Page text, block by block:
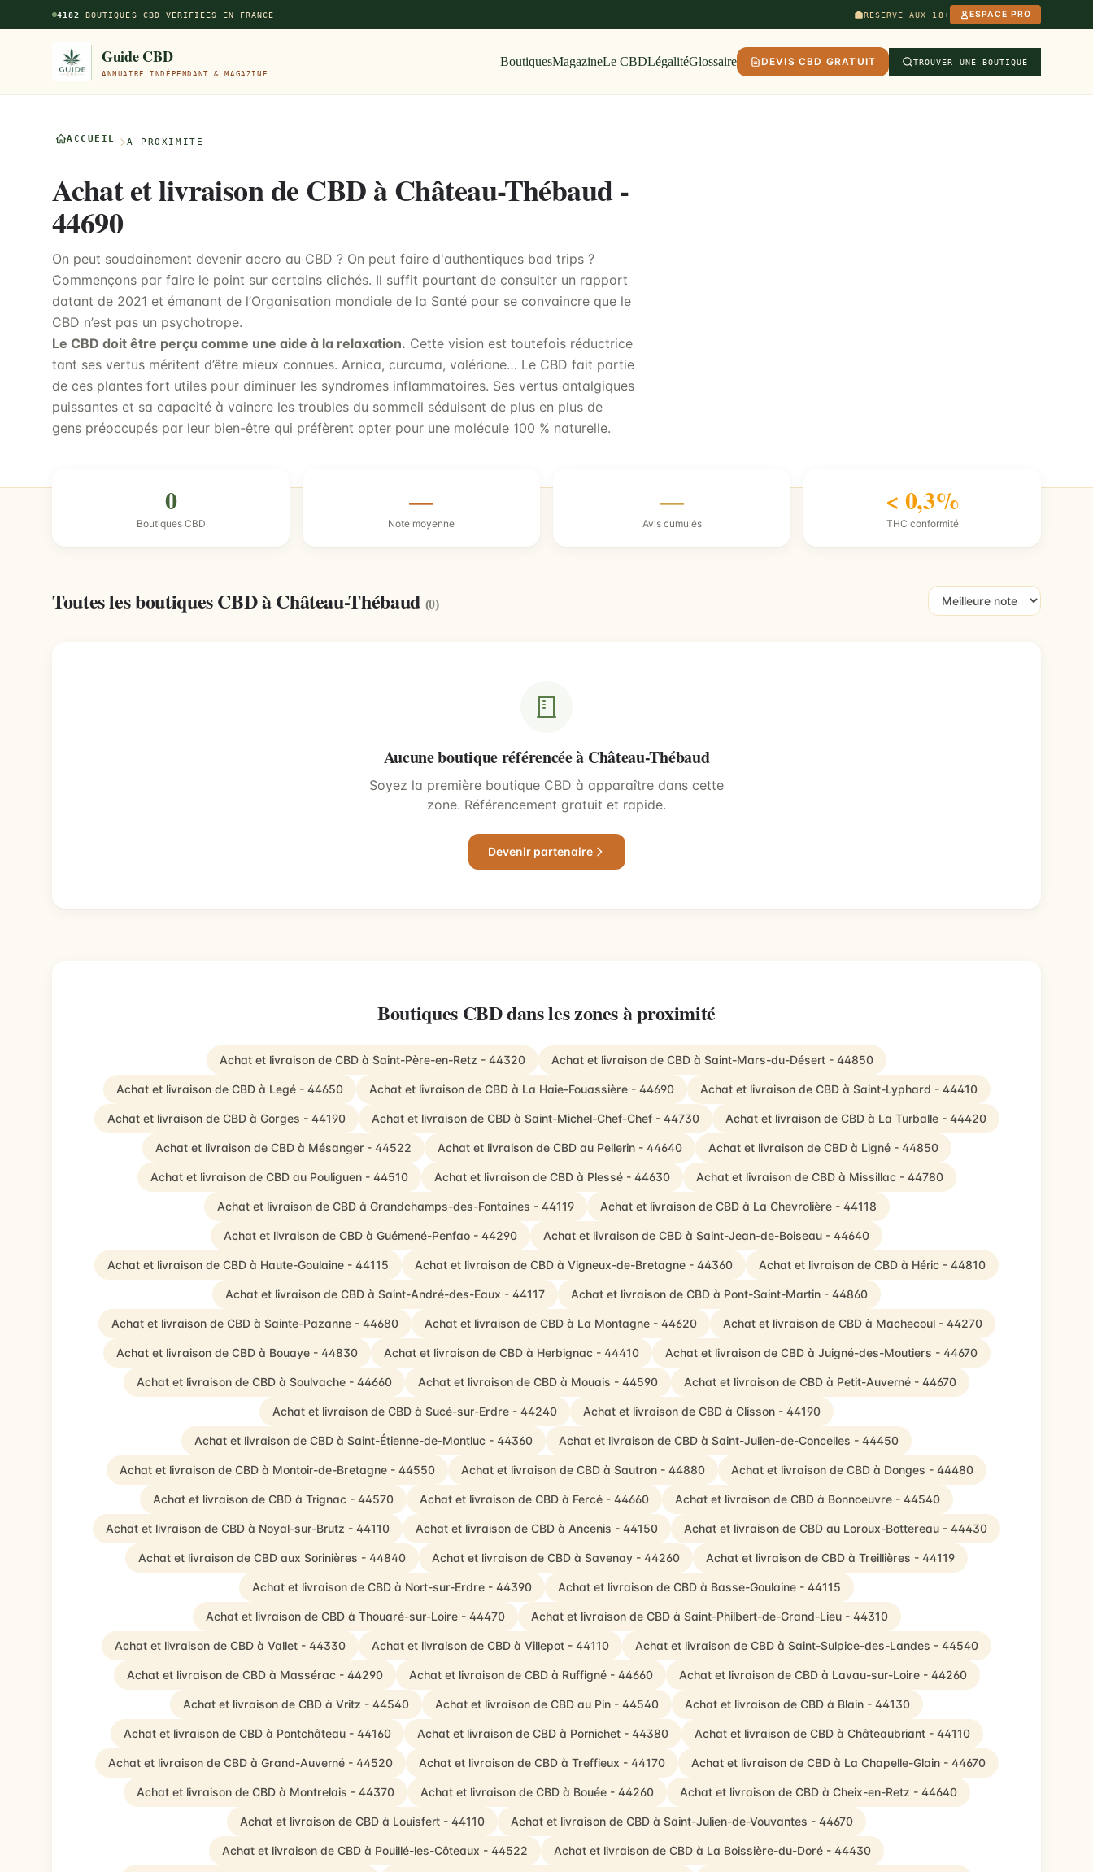
Aller au contenu principal
4182 BOUTIQUES CBD VÉRIFIÉES EN FRANCE RÉSERVÉ AUX 18+ ESPACE PRO
Guide CBD
ANNUAIRE INDÉPENDANT & MAGAZINE
BoutiquesMagazineLe CBDLégalitéGlossaire DEVIS CBD GRATUIT TROUVER UNE BOUTIQUE
ACCUEIL À PROXIMITÉ
Achat et livraison de CBD à Château-Thébaud -
44690
On peut soudainement devenir accro au CBD ? On peut faire d'authentiques bad trips ?
Commençons par faire le point sur certains clichés. Il suffit pourtant de consulter un rapport
datant de 2021 et émanant de l’Organisation mondiale de la Santé pour se convaincre que le
CBD n’est pas un psychotrope.
Le CBD doit être perçu comme une aide à la relaxation. Cette vision est toutefois réductrice
tant ses vertus méritent d’être mieux connues. Arnica, curcuma, valériane… Le CBD fait partie
de ces plantes fort utiles pour diminuer les syndromes inflammatoires. Ses vertus antalgiques
puissantes et sa capacité à vaincre les troubles du sommeil séduisent de plus en plus de
gens préoccupés par leur bien-être qui préfèrent opter pour une molécule 100 % naturelle.
0
Boutiques CBD
—
Note moyenne
—
Avis cumulés
< 0,3%
THC conformité
Toutes les boutiques CBD à Château-Thébaud (0)
Aucune boutique référencée à Château-Thébaud
Soyez la première boutique CBD à apparaître dans cette
zone. Référencement gratuit et rapide.
Devenir partenaire
Boutiques CBD dans les zones à proximité
Achat et livraison de CBD à Saint-Père-en-Retz - 44320 Achat et livraison de CBD à Saint-Mars-du-Désert - 44850
Achat et livraison de CBD à Legé - 44650 Achat et livraison de CBD à La Haie-Fouassière - 44690 Achat et livraison de CBD à Saint-Lyphard - 44410
Achat et livraison de CBD à Gorges - 44190 Achat et livraison de CBD à Saint-Michel-Chef-Chef - 44730 Achat et livraison de CBD à La Turballe - 44420
Achat et livraison de CBD à Mésanger - 44522 Achat et livraison de CBD au Pellerin - 44640 Achat et livraison de CBD à Ligné - 44850
Achat et livraison de CBD au Pouliguen - 44510 Achat et livraison de CBD à Plessé - 44630 Achat et livraison de CBD à Missillac - 44780
Achat et livraison de CBD à Grandchamps-des-Fontaines - 44119 Achat et livraison de CBD à La Chevrolière - 44118
Achat et livraison de CBD à Guémené-Penfao - 44290 Achat et livraison de CBD à Saint-Jean-de-Boiseau - 44640
Achat et livraison de CBD à Haute-Goulaine - 44115 Achat et livraison de CBD à Vigneux-de-Bretagne - 44360 Achat et livraison de CBD à Héric - 44810
Achat et livraison de CBD à Saint-André-des-Eaux - 44117 Achat et livraison de CBD à Pont-Saint-Martin - 44860
Achat et livraison de CBD à Sainte-Pazanne - 44680 Achat et livraison de CBD à La Montagne - 44620 Achat et livraison de CBD à Machecoul - 44270
Achat et livraison de CBD à Bouaye - 44830 Achat et livraison de CBD à Herbignac - 44410 Achat et livraison de CBD à Juigné-des-Moutiers - 44670
Achat et livraison de CBD à Soulvache - 44660 Achat et livraison de CBD à Mouais - 44590 Achat et livraison de CBD à Petit-Auverné - 44670
Achat et livraison de CBD à Sucé-sur-Erdre - 44240 Achat et livraison de CBD à Clisson - 44190
Achat et livraison de CBD à Saint-Étienne-de-Montluc - 44360 Achat et livraison de CBD à Saint-Julien-de-Concelles - 44450
Achat et livraison de CBD à Montoir-de-Bretagne - 44550 Achat et livraison de CBD à Sautron - 44880 Achat et livraison de CBD à Donges - 44480
Achat et livraison de CBD à Trignac - 44570 Achat et livraison de CBD à Fercé - 44660 Achat et livraison de CBD à Bonnoeuvre - 44540
Achat et livraison de CBD à Noyal-sur-Brutz - 44110 Achat et livraison de CBD à Ancenis - 44150 Achat et livraison de CBD au Loroux-Bottereau - 44430
Achat et livraison de CBD aux Sorinières - 44840 Achat et livraison de CBD à Savenay - 44260 Achat et livraison de CBD à Treillières - 44119
Achat et livraison de CBD à Nort-sur-Erdre - 44390 Achat et livraison de CBD à Basse-Goulaine - 44115
Achat et livraison de CBD à Thouaré-sur-Loire - 44470 Achat et livraison de CBD à Saint-Philbert-de-Grand-Lieu - 44310
Achat et livraison de CBD à Vallet - 44330 Achat et livraison de CBD à Villepot - 44110 Achat et livraison de CBD à Saint-Sulpice-des-Landes - 44540
Achat et livraison de CBD à Massérac - 44290 Achat et livraison de CBD à Ruffigné - 44660 Achat et livraison de CBD à Lavau-sur-Loire - 44260
Achat et livraison de CBD à Vritz - 44540 Achat et livraison de CBD au Pin - 44540 Achat et livraison de CBD à Blain - 44130
Achat et livraison de CBD à Pontchâteau - 44160 Achat et livraison de CBD à Pornichet - 44380 Achat et livraison de CBD à Châteaubriant - 44110
Achat et livraison de CBD à Grand-Auverné - 44520 Achat et livraison de CBD à Treffieux - 44170 Achat et livraison de CBD à La Chapelle-Glain - 44670
Achat et livraison de CBD à Montrelais - 44370 Achat et livraison de CBD à Bouée - 44260 Achat et livraison de CBD à Cheix-en-Retz - 44640
Achat et livraison de CBD à Louisfert - 44110 Achat et livraison de CBD à Saint-Julien-de-Vouvantes - 44670
Achat et livraison de CBD à Pouillé-les-Côteaux - 44522 Achat et livraison de CBD à La Boissière-du-Doré - 44430